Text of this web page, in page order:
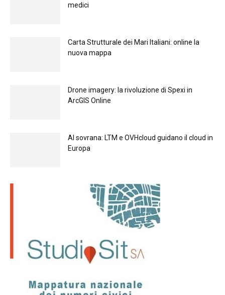
medici
Carta Strutturale dei Mari Italiani: online la
nuova mappa
Drone imagery: la rivoluzione di Spexi in
ArcGIS Online
Al sovrana: LTM е OVHcloud guidano il cloud in
Europа